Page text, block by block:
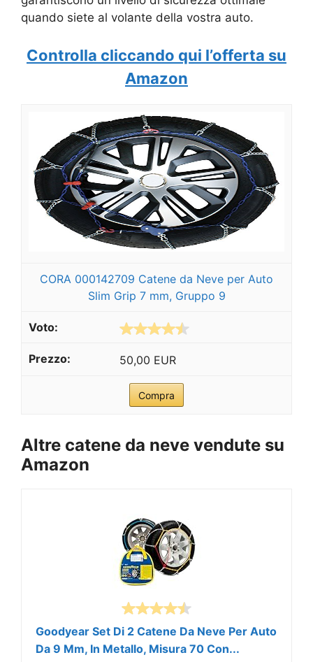
quando siete al volante della vostra auto.
Controlla cliccando qui l’offerta su
Amazon
CORA 000142709 Catene da Neve per Auto
Slim Grip 7 mm, Gruppo 9
50,00 EUR
Compra
Altre catene da neve vendute su
Amazon
Goodyear Set Di 2 Catene Da Neve Per Auto
Da 9 Mm, In Metallo, Misura 70 Con...